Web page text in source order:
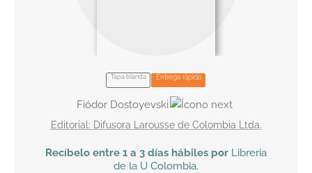
Tapa blanda Entrega rápida
Fiódor Dostoyevski
Difusora Larousse de Colombia Ltda.
Recíbelo entre 1 a 3 días hábiles por Libreria
de la U Colombia.